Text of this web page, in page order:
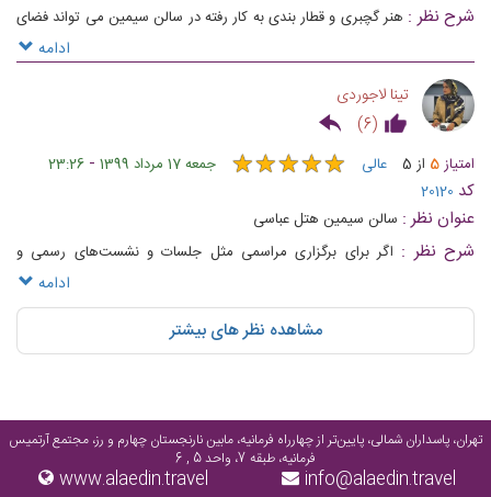
شرح نظر : هنر گچبری و قطار بندی به کار رفته در سالن سیمین می تواند فضای
ادامه
تینا لاجوردی
(
6
)
امتیاز5 از 5 عالی ★★★★★
★★★★★ جمعه 17 مرداد 1399 -
23:26
کد 20120
عنوان نظر : سالن سیمین هتل عباسی
شرح نظر : اگر برای برگزاری مراسمی مثل جلسات و نشست‌های رسمی و
دوستانه دنبال سالن‌ مناسبی میگردین قطعا سالن سیمین بهترین گزینه در اصفهان
هست .
ادامه
مشاهده نظر های بیشتر
تهران، پاسداران شمالی، پایین‌تر از چهارراه فرمانیه، مابین نارنجستان چهارم و رز، مجتمع آرتمیس
فرمانیه، طبقه 7، واحد 5 , 6
info@alaedin.travel
www.alaedin.travel